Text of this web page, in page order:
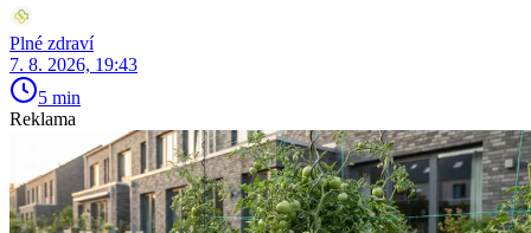
Plné zdraví
7. 8. 2026, 19:43
5 min
Reklama